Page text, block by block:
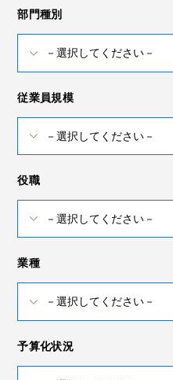
部門種別
従業員規模
役職
業種
予算化状況